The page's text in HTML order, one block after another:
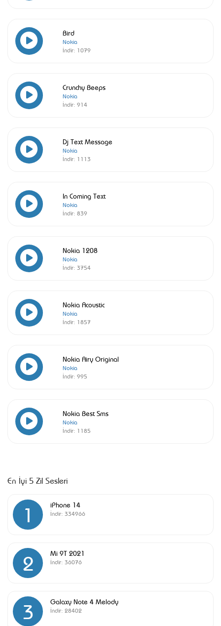
Bird
Nokia
İndir: 1079
Crunchy Beeps
Nokia
İndir: 914
Dj Text Message
Nokia
İndir: 1113
In Coming Text
Nokia
İndir: 839
Nokia 1208
Nokia
İndir: 3754
Nokia Acoustic
Nokia
İndir: 1857
Nokia Airy Original
Nokia
İndir: 995
Nokia Best Sms
Nokia
İndir: 1185
En İyi 5 Zil Sesleri
1 iPhone 14
İndir: 334966
2 Mi 9T 2021
İndir: 36076
3 Galaxy Note 4 Melody
İndir: 28402